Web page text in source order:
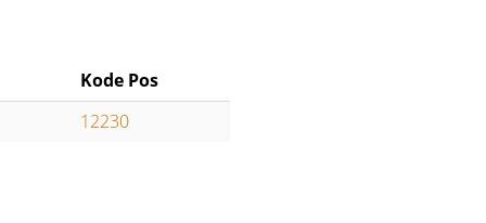
Kode Pos
12230